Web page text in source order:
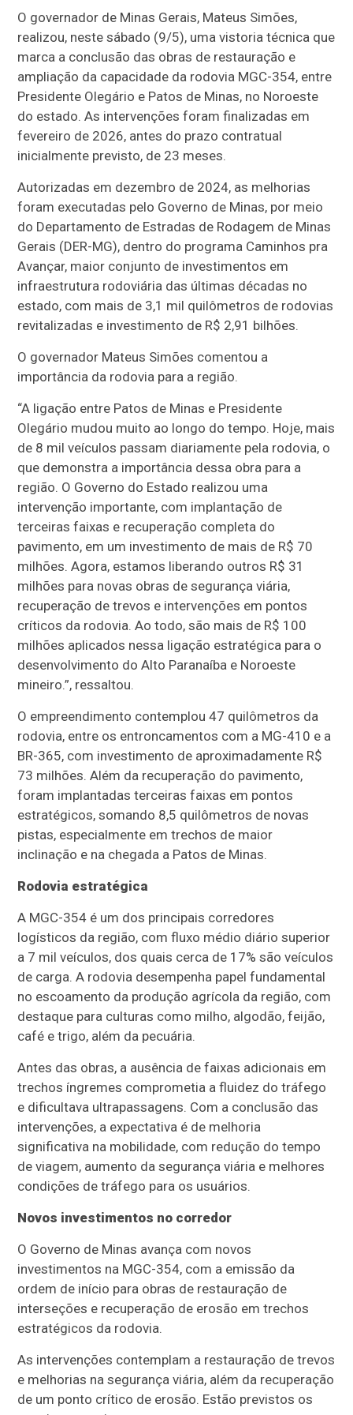
O governador de Minas Gerais, Mateus Simões,
realizou, neste sábado (9/5), uma vistoria técnica que
marca a conclusão das obras de restauração e
ampliação da capacidade da rodovia MGC-354, entre
Presidente Olegário e Patos de Minas, no Noroeste
do estado. As intervenções foram finalizadas em
fevereiro de 2026, antes do prazo contratual
inicialmente previsto, de 23 meses.
Autorizadas em dezembro de 2024, as melhorias
foram executadas pelo Governo de Minas, por meio
do Departamento de Estradas de Rodagem de Minas
Gerais (DER-MG), dentro do programa Caminhos pra
Avançar, maior conjunto de investimentos em
infraestrutura rodoviária das últimas décadas no
estado, com mais de 3,1 mil quilômetros de rodovias
revitalizadas e investimento de R$ 2,91 bilhões.
O governador Mateus Simões comentou a
importância da rodovia para a região.
“A ligação entre Patos de Minas e Presidente
Olegário mudou muito ao longo do tempo. Hoje, mais
de 8 mil veículos passam diariamente pela rodovia, o
que demonstra a importância dessa obra para a
região. O Governo do Estado realizou uma
intervenção importante, com implantação de
terceiras faixas e recuperação completa do
pavimento, em um investimento de mais de R$ 70
milhões. Agora, estamos liberando outros R$ 31
milhões para novas obras de segurança viária,
recuperação de trevos e intervenções em pontos
críticos da rodovia. Ao todo, são mais de R$ 100
milhões aplicados nessa ligação estratégica para o
desenvolvimento do Alto Paranaíba e Noroeste
mineiro.”, ressaltou.
O empreendimento contemplou 47 quilômetros da
rodovia, entre os entroncamentos com a MG-410 e a
BR-365, com investimento de aproximadamente R$
73 milhões. Além da recuperação do pavimento,
foram implantadas terceiras faixas em pontos
estratégicos, somando 8,5 quilômetros de novas
pistas, especialmente em trechos de maior
inclinação e na chegada a Patos de Minas.
Rodovia estratégica
A MGC-354 é um dos principais corredores
logísticos da região, com fluxo médio diário superior
a 7 mil veículos, dos quais cerca de 17% são veículos
de carga. A rodovia desempenha papel fundamental
no escoamento da produção agrícola da região, com
destaque para culturas como milho, algodão, feijão,
café e trigo, além da pecuária.
Antes das obras, a ausência de faixas adicionais em
trechos íngremes comprometia a fluidez do tráfego
e dificultava ultrapassagens. Com a conclusão das
intervenções, a expectativa é de melhoria
significativa na mobilidade, com redução do tempo
de viagem, aumento da segurança viária e melhores
condições de tráfego para os usuários.
Novos investimentos no corredor
O Governo de Minas avança com novos
investimentos na MGC-354, com a emissão da
ordem de início para obras de restauração de
interseções e recuperação de erosão em trechos
estratégicos da rodovia.
As intervenções contemplam a restauração de trevos
e melhorias na segurança viária, além da recuperação
de um ponto crítico de erosão. Estão previstos os